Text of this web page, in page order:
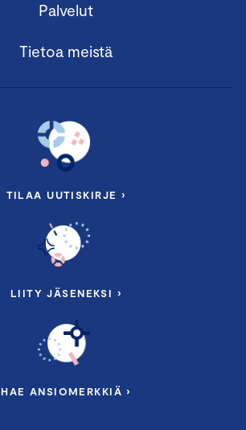
Palvelut
Tietoa meistä
TILAA UUTISKIRJE ›
LIITY JÄSENEKSI ›
HAE ANSIOMERKKIÄ ›